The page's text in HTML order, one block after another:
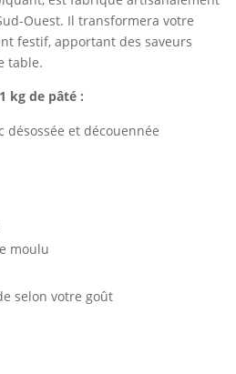
Ouest. Il transformera votre
festif, apportant des saveurs
table.
kg de pâté :
et découennée
moulu
selon votre goût